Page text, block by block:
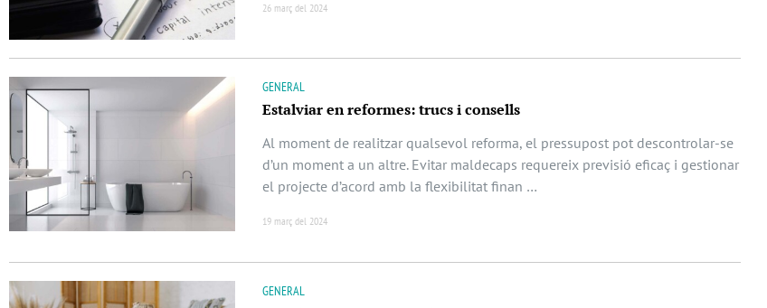
26 març del 2024
GENERAL
Estalviar en reformes: trucs i consells
Al moment de realitzar qualsevol reforma, el pressupost pot descontrolar-se
d’un moment a un altre. Evitar maldecaps requereix previsió eficaç i gestionar
el projecte d’acord amb la flexibilitat finan …
19 març del 2024
GENERAL